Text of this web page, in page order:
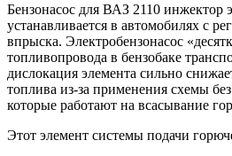
Бензонасос для ВАЗ 2110 инжектор
устанавливается в автомобилях с
впрыска. Электробензонасос
топливопровода в бензобаке
дислокация элемента сильно
топлива из-за применения схемы
которые работают на всасывание
Этот элемент системы подачи